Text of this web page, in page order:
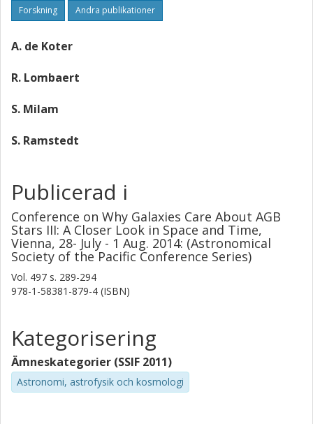
Forskning Andra publikationer
A. de Koter
R. Lombaert
S. Milam
S. Ramstedt
Publicerad i
Conference on Why Galaxies Care About AGB
Stars III: A Closer Look in Space and Time,
Vienna, 28- July - 1 Aug. 2014: (Astronomical
Society of the Pacific Conference Series)
Vol. 497 s. 289-294
978-1-58381-879-4 (ISBN)
Kategorisering
Ämneskategorier (SSIF 2011)
Astronomi, astrofysik och kosmologi